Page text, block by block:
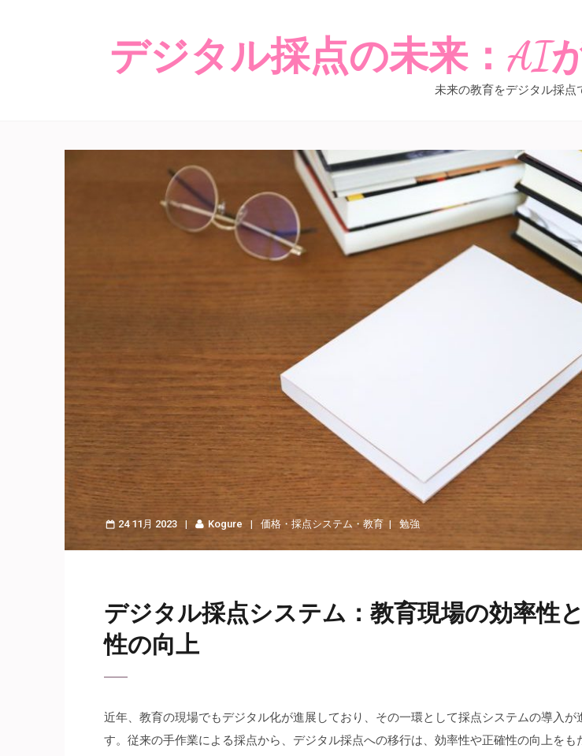
デジタル採点の未来：AI
未来の教育をデジタル採点
24 11月 2023 Kogure 価格 ・ 採点システム ・ 教育 勉強
デジタル採点システム：教育現場の効率性
性の向上
近年、教育の現場でもデジタル化が進展しており、その一環として採点システムの導入が
す。 従来の手作業による採点から、デジタル採点への移行は、効率性や正確性の向上をも